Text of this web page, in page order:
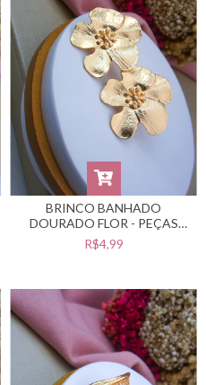
BRINCO BANHADO
DOURADO FLOR - PEÇAS
BANHADAS NO VERNIZ
CATAFORÉTICO -
R$4,99